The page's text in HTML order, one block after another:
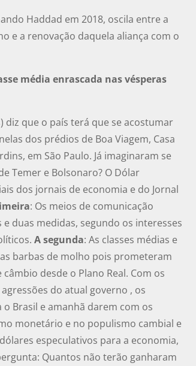
Haddad em 2018, oscila entre a
e a renovação daquela aliança com o
média enrascada nas vésperas
diz que o país terá que se acostumar
dos prédios de Boa Viagem, Casa
em São Paulo. Já imaginaram se
Temer e Bolsonaro? O Dólar
dos jornais de economia e do Jornal
: Os meios de comunicação
duas medidas, segundo os interesses
A segunda: As classes médias e
barbas de molho pois prometeram
desde o Plano Real. Com os
do atual governo , os
Brasil e amanhã darem com os
monetário e no populismo cambial e
especulativos para a economia,
Quantos não terão ganharam